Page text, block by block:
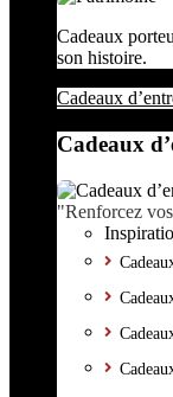
Cadeaux
son histoire.
Cadeaux
Cadeaux
"Renforcez